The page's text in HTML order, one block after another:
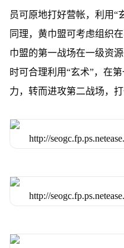
员可原地打好营帐，利用“
同理，黄巾盟可考虑组织
巾盟的第一战场在一级资
时可合理利用“玄术”，在
力，转而进攻第二战场，打